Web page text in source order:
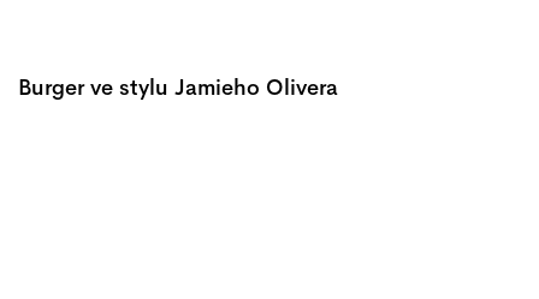
Burger ve stylu Jamieho Olivera